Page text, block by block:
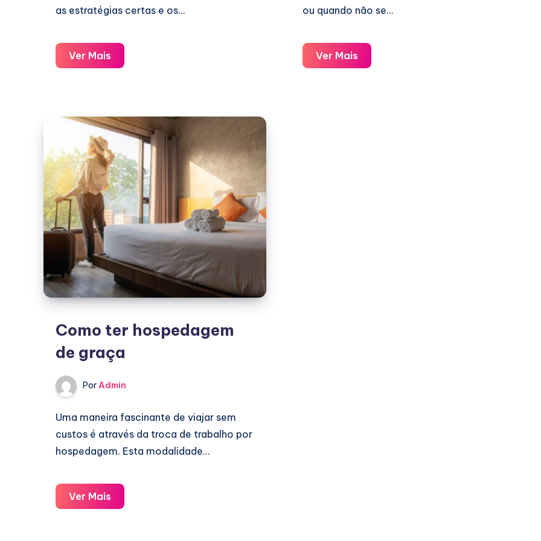
as estratégias certas e os…
Ver Mais
Encontrar
no
Uber
e
Economizar
ou quando não se…
Ver Mais
Comprar
Como ter hospedagem
de graça
PorAdmin
Uma maneira fascinante de viajar sem
custos é através da troca de trabalho por
hospedagem. Esta modalidade…
Ver Mais
ter